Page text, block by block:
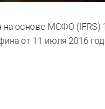
основе МСФО (IFRS)
от 11 июля 2016